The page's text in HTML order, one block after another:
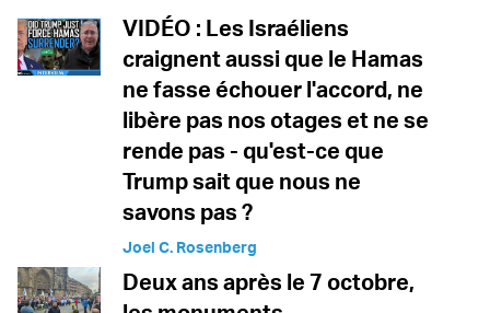
VIDÉO : Les Israéliens
craignent aussi que le Hamas
ne fasse échouer l'accord, ne
libère pas nos otages et ne se
rende pas - qu'est-ce que
Trump sait que nous ne
savons pas ?
Joel C. Rosenberg
Deux ans après le 7 octobre,